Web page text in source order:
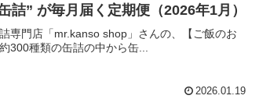
詰” が毎月届く定期便（2026年1月）
専門店「mr.kanso shop」さんの、【ご飯のお
300種類の缶詰の中から缶...
2026.01.19